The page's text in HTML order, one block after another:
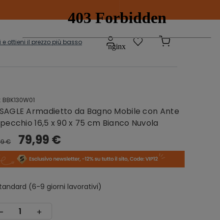
e ottieni il prezzo più basso
Scatole e
Contenitori
Grucce
BBK130W01
Armadietto da Bagno Mobile con Ante
16,5 x 90 x 75 cm Bianco Nuvola
€ 79,99 €
(6-9 giorni lavorativi)